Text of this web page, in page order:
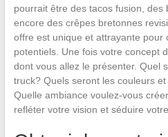
pourrait être des tacos fusion, des
encore des crêpes bretonnes
offre est unique et attrayante pour
potentiels. Une fois votre concept
dont vous allez le présenter. Quel
truck? Quels seront les couleurs
Quelle ambiance voulez-vous
refléter votre vision et séduire